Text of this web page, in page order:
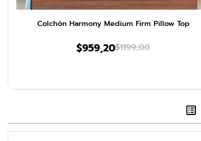
Colchón Harmony Medium Firm Pillow Top
$959,20$1199,00